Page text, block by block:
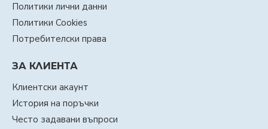
Политики лични данни
Политики Cookies
Потребителски права
ЗА КЛИЕНТА
Клиентски акаунт
История на поръчки
Често задавани въпроси